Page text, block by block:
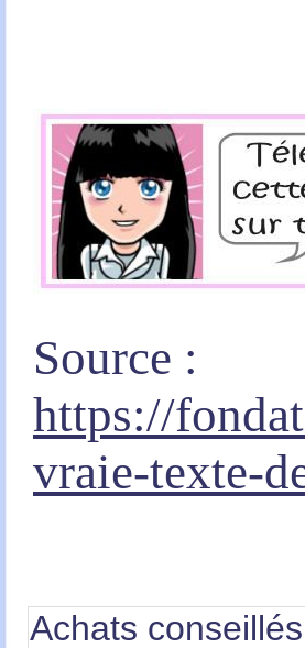
Source :
https://
vraie-texte-
Achats